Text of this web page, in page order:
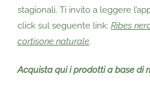
stagionali. Ti invito a leggere
click sul seguente link: Ribes
cortisone naturale.
Acquista qui i prodotti a base di